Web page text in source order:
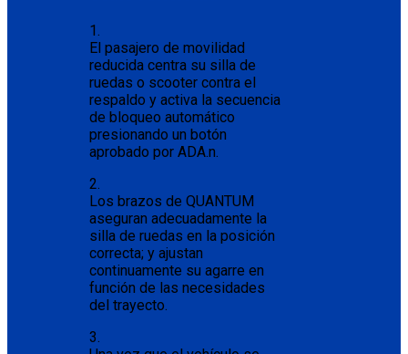
1.
El pasajero de movilidad
reducida centra su silla de
ruedas o scooter contra el
respaldo y activa la secuencia
de bloqueo automático
presionando un botón
aprobado por ADA.n.
2.
Los brazos de QUANTUM
aseguran adecuadamente la
silla de ruedas en la posición
correcta; y ajustan
continuamente su agarre en
función de las necesidades
del trayecto.
3.